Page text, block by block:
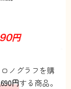
ノグラフを購
円する商品。